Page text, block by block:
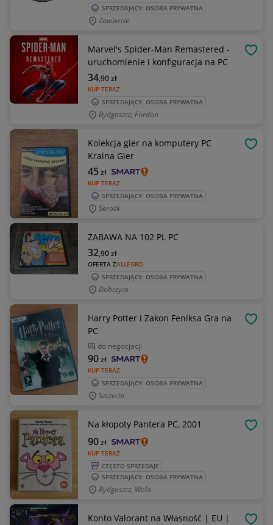
SPRZEDAJĄCY: OSOBA PRYWATNA
Zawiercie
Marvel's Spider-Man Remastered -
uruchomienie i konfiguracja na PC
KUP TERAZ
34,90zł
SPRZEDAJĄCY: OSOBA PRYWATNA
Bydgoszcz, Fordon
Kolekcja gier na komputery PC
Kraina Gier
KUP TERAZ
45zł
SPRZEDAJĄCY: OSOBA PRYWATNA
Serock
ZABAWA NA 102 PL PC
OFERTA ZALLEGRO
32,90zł
SPRZEDAJĄCY: OSOBA PRYWATNA
Dobczyce
Harry Potter i Zakon Feniksa Gra na
PC
do negocjacji
KUP TERAZ
90zł
SPRZEDAJĄCY: OSOBA PRYWATNA
Szczecin
Na kłopoty Pantera PC, 2001
KUP TERAZ
90zł
CZĘSTO SPRZEDAJE
SPRZEDAJĄCY: OSOBA PRYWATNA
Bydgoszcz, Wola
Konto Valorant na Własność | EU |